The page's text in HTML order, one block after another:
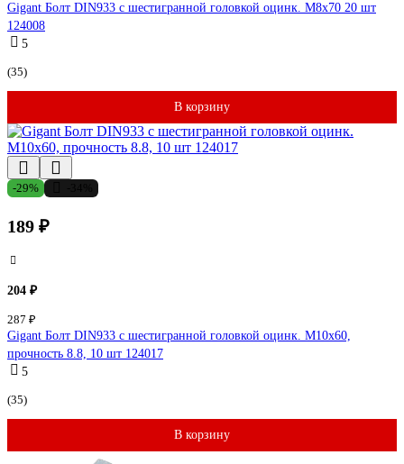
Gigant Болт DIN933 с шестигранной головкой оцинк. М8x70 20 шт
124008
5
(35)
В корзину
-29%
189 ₽
204 ₽
287 ₽
Gigant Болт DIN933 с шестигранной головкой оцинк. М10x60,
прочность 8.8, 10 шт 124017
5
(35)
В корзину